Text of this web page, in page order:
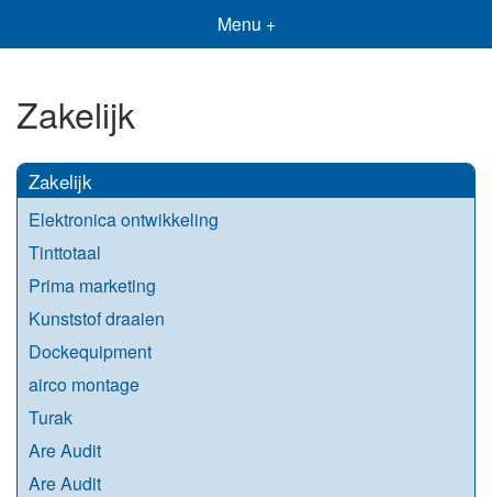
Menu +
Zakelijk
Zakelijk
Elektronica ontwikkeling
Tinttotaal
Prima marketing
Kunststof draaien
Dockequipment
airco montage
Turak
Are Audit
Are Audit